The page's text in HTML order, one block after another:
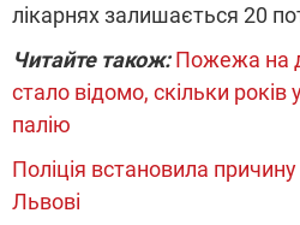
лікарнях залишається 20
Читайте також: Пожежа на
стало відомо, скільки
палію
Поліція встановила причину
Львові